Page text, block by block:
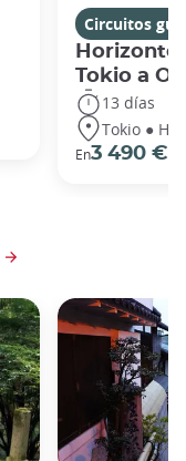
Circuitos
Tokio a
13 días
Tokio ●
En3 490 €